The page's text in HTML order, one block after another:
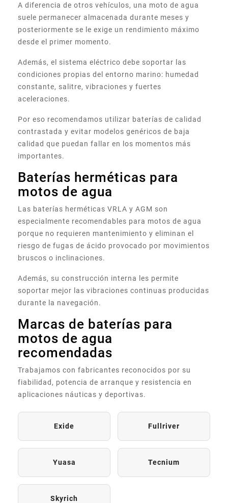
A diferencia de otros vehículos, una moto de agua
suele permanecer almacenada durante meses y
posteriormente se le exige un rendimiento máximo
desde el primer momento.
Además, el sistema eléctrico debe soportar las
condiciones propias del entorno marino: humedad
constante, salitre, vibraciones y fuertes
aceleraciones.
Por eso recomendamos utilizar baterías de calidad
contrastada y evitar modelos genéricos de baja
calidad que puedan fallar en los momentos más
importantes.
Baterías herméticas para
motos de agua
Las baterías herméticas VRLA y AGM son
especialmente recomendables para motos de agua
porque no requieren mantenimiento y eliminan el
riesgo de fugas de ácido provocado por movimientos
bruscos o inclinaciones.
Además, su construcción interna les permite
soportar mejor las vibraciones continuas producidas
durante la navegación.
Marcas de baterías para
motos de agua
recomendadas
Trabajamos con fabricantes reconocidos por su
fiabilidad, potencia de arranque y resistencia en
aplicaciones náuticas y deportivas.
Exide Fullriver
Yuasa Tecnium
Skyrich